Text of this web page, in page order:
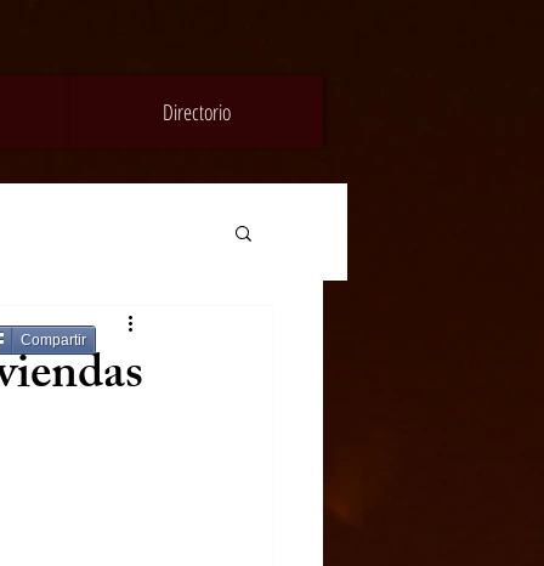
Directorio
Compartir